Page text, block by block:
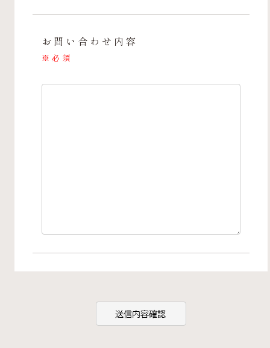
お問い合わせ内容
※ 必須